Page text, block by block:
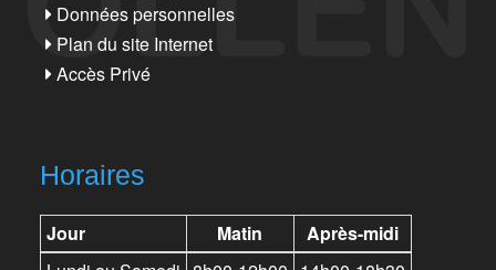
Données personnelles
Plan du site Internet
Accès Privé
Horaires
Jour Matin
Après-midi